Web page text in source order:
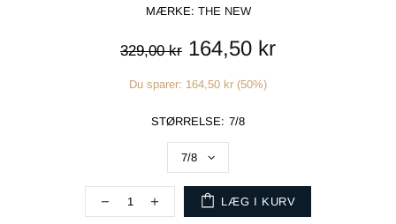
MÆRKE: THE NEW
329,00 kr 164,50 kr
Du sparer: 164,50 kr (50%)
STØRRELSE: 7/8
LÆG I KURV